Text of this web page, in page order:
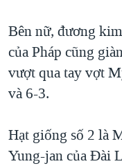
TRỊNH VĨNH BÌNH
NGƯ DÂN VIỆT VÀ
BÊN KIA QUỐC LỘ:
Bên nữ, đương
của Pháp cũng
vượt qua tay vợt
và 6-3.
Hạt giống số 2 là
Yung-jan của Đài